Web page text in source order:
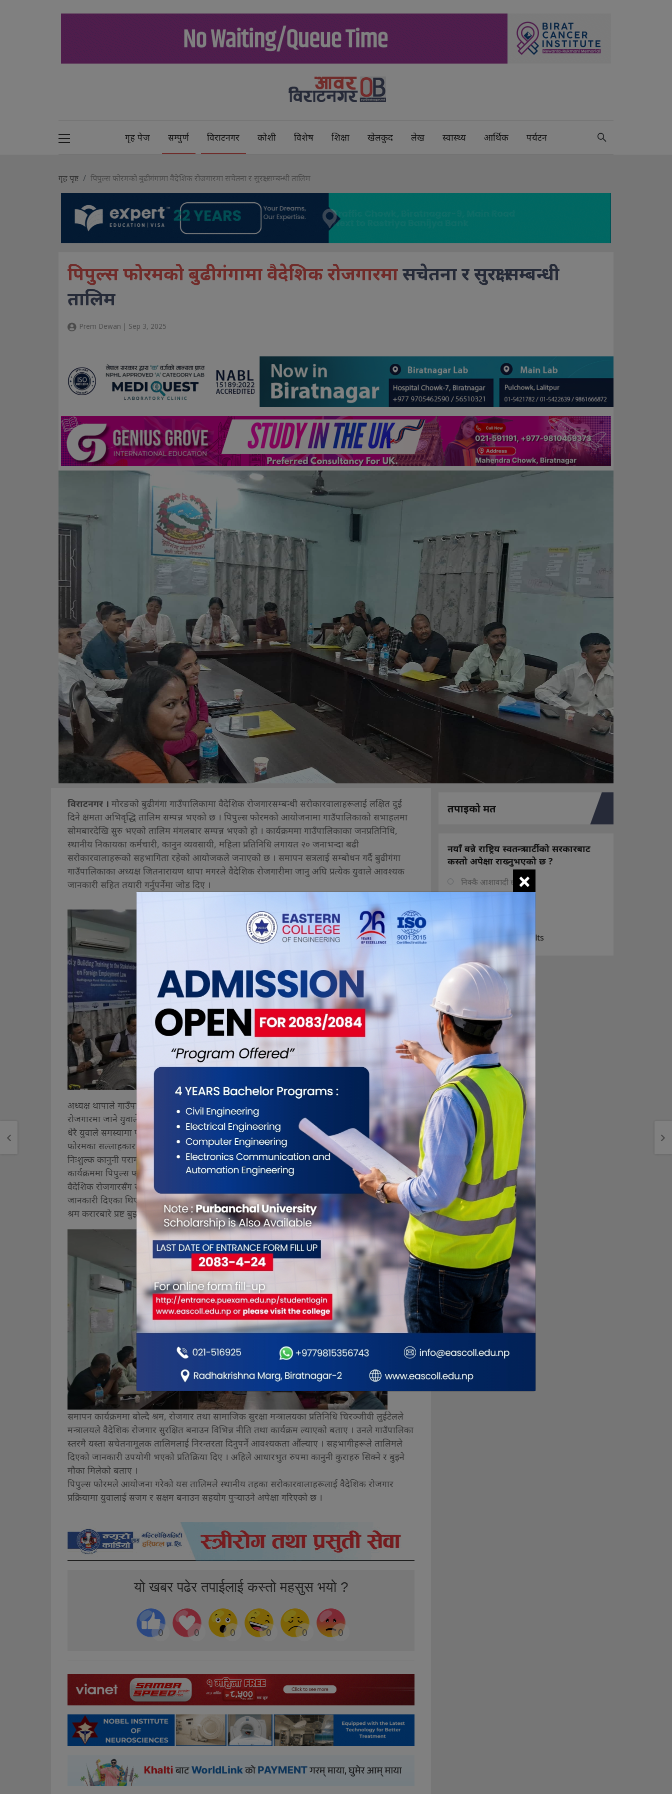
गृह पेज सम्पुर्ण विराटनगर कोशी विशेष शिक्षा खेलकुद लेख स्वास्थ्य आर्थिक पर्यटन
गृह पृष्ट पिपुल्स फोरमको बुढीगंगामा वैदेशिक रोजगारमा सचेतना र सुरक्षा सम्बन्धी तालिम
पिपुल्स फोरमको बुढीगंगामा वैदेशिक रोजगारमासचेतना र सुरक्षा सम्बन्धी
तालिम
Prem Dewan | Sep 3, 2025
विराटनगर । मोरङको बुढीगंगा गाउँपालिकामा वैदेशिक रोजगारसम्बन्धी सरोकारवालाहरूलाई लक्षित दुई
दिने क्षमता अभिवृद्धि तालिम सम्पन्न भएको छ । पिपुल्स फोरमको आयोजनामा गाउँपालिकाको सभाहलमा
सोमबारदेखि सुरु भएको तालिम मंगलबार सम्पन्न भएको हो । कार्यक्रममा गाउँपालिकाका जनप्रतिनिधि,
स्थानीय निकायका कर्मचारी, कानुन व्यवसायी, महिला प्रतिनिधि लगायत २० जनाभन्दा बढी
सरोकारवालाहरूको सहभागिता रहेको आयोजकले जनाएको छ । समापन सत्रलाई सम्बोधन गर्दै बुढीगंगा
गाउँपालिकाका अध्यक्ष जितनारायण थापा मगरले वैदेशिक रोजगारीमा जानु अघि प्रत्येक युवाले आवश्यक
जानकारी सहित तयारी गर्नुपर्नेमा जोड दिए ।
अध्यक्ष थापाले गाउँपालिकाले विभिन्न सिपमूलक तालिम सञ्चालन गरिरहेको जानकारी दिँदै वैदेशिक
रोजगारमा जाने युवाले त्यस्ता तालिमको लाभ लिनुपर्ने उल्लेख गरे। साथै कानुनी जानकारीबिना विदेशिएका
धेरै युवाले समस्यामा पर्नु परेकाले कानूनसम्बन्धी सचेतना पनि अनिवार्य रहेको बताए । यसैगरी, पिपुल्स
फोरमका सल्लाहकार तथा अधिवक्ता सोमराज लुइटेलले वैदेशिक रोजगारमा जान चाहने व्यक्तिहरूलाई
निःशुल्क कानुनी परामर्श र सहयोग गर्दै आएको जानकारी दिए।
कार्यक्रममा पिपुल्स फोरमका अर्का सल्लाहकार अधिवक्ता कृष्ण प्रसाद न्यौपानेले तालिम सहजीकरण गर्दै
वैदेशिक रोजगारसँग सम्बन्धित कानुनी ढाँचा, जोखिम न्यूनीकरणका उपाय तथा अधिकार–कर्तव्यबारे
जानकारी दिएका थिए । उनका अनुसार वैदेशिक रोजगारीमा जाने युवाले सम्झौता, भिसा प्रक्रिया, बीमा र
श्रम करारबारे प्रष्ट बुझ्न आवश्यक छ ।
समापन कार्यक्रममा बोल्दै श्रम, रोजगार तथा सामाजिक सुरक्षा मन्त्रालयका प्रतिनिधि चिरञ्जीवी लुईटेलले
मन्त्रालयले वैदेशिक रोजगार सुरक्षित बनाउन विभिन्न नीति तथा कार्यक्रम ल्याएको बताए । उनले गाउँपालिका
स्तरमै यस्ता सचेतनामूलक तालिमलाई निरन्तरता दिनुपर्ने आवश्यकता औंल्याए । सहभागीहरूले तालिमले
दिएको जानकारी उपयोगी भएको प्रतिक्रिया दिए । अहिले आधारभुत रुपमा कानुनी कुराहरु सिक्ने र बुझ्ने
मौका मिलेको बताए ।
पिपुल्स फोरमले आयोजना गरेको यस तालिमले स्थानीय तहका सरोकारवालाहरूलाई वैदेशिक रोजगार
प्रक्रियामा युवालाई सजग र सक्षम बनाउन सहयोग पुर्‍याउने अपेक्षा गरिएको छ ।
यो खबर पढेर तपाईलाई कस्तो महसुस भयो ?
0 0 0 0 0 0
तपाइको मत
नयाँ बन्ने राष्ट्रिय स्वतन्त्र पार्टीको सरकारबाट
कस्तो अपेक्षा राख्नुभएको छ ?
निक्कै आशावादी छौ
View Results
×